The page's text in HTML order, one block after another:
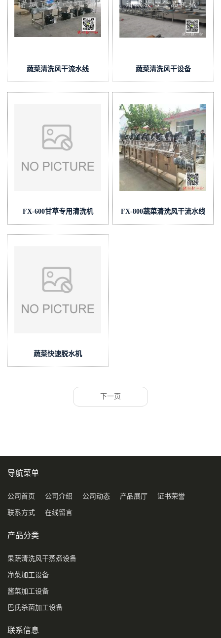
蔬菜清洗风干流水线 蔬菜清洗风干设备
FX-600甘草专用清洗机 FX-800蔬菜清洗风干流水线
蔬菜快速脱水机
下一页
导航菜单
公司首页 公司介绍 公司动态 产品展厅 证书荣誉
联系方式 在线留言
产品分类
果蔬清洗风干蒸煮设备
净菜加工设备
酱菜加工设备
巴氏杀菌加工设备
联系信息